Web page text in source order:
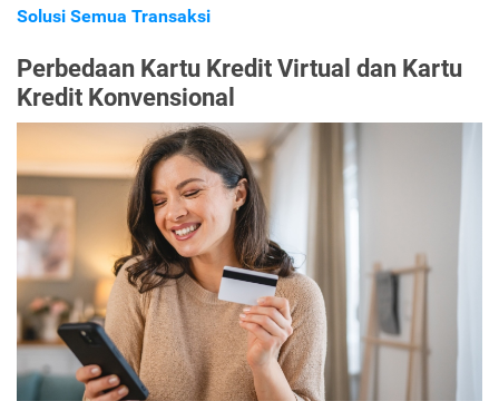
Solusi Semua Transaksi
Perbedaan Kartu Kredit Virtual dan Kartu
Kredit Konvensional